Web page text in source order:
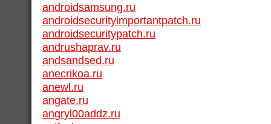
androidsamsung.ru
androidsecurityimportantpatch.ru
androidsecuritypatch.ru
andrushaprav.ru
andsandsed.ru
anecrikoa.ru
anewl.ru
angate.ru
angryl00addz.ru